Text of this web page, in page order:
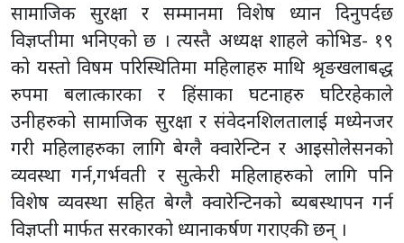
सामाजिक सुरक्षा र सम्मानमा विशेष ध्यान दिनुपर्दछ
विज्ञप्तीमा भनिएको छ । त्यस्तै अध्यक्ष शाहले कोभिड- १९
को यस्तो विषम परिस्थितिमा महिलाहरु माथि श्रृङखलाबद्ध
रुपमा बलात्कारका र हिंसाका घटनाहरु घटिरहेकाले
उनीहरुको सामाजिक सुरक्षा र संवेदनशिलतालाई मध्येनजर
गरी महिलाहरुका लागि बेग्लै क्वारेन्टिन र आइसोलेसनको
व्यवस्था गर्न,गर्भवती र सुत्केरी महिलाहरुको लागि पनि
विशेष व्यवस्था सहित बेग्लै क्वारेन्टिनको ब्यबस्थापन गर्न
विज्ञप्ती मार्फत सरकारको ध्यानाकर्षण गराएकी छन् ।